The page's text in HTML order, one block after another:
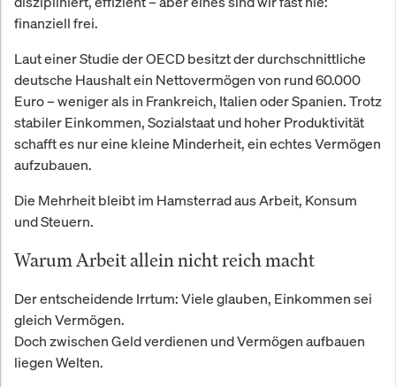
finanziell frei.
Laut einer Studie der OECD besitzt der durchschnittliche
deutsche Haushalt ein Nettovermögen von rund 60.000
Euro – weniger als in Frankreich, Italien oder Spanien. Trotz
stabiler Einkommen, Sozialstaat und hoher Produktivität
schafft es nur eine kleine Minderheit, ein echtes Vermögen
aufzubauen.
Die Mehrheit bleibt im Hamsterrad aus Arbeit, Konsum
und Steuern.
Warum Arbeit allein nicht reich macht
Der entscheidende Irrtum: Viele glauben, Einkommen sei
gleich Vermögen.
Doch zwischen Geld verdienen und Vermögen aufbauen
liegen Welten.